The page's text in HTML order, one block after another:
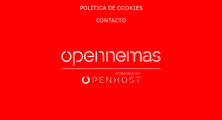
POLÍTICA DE COOKIES
CONTACTO